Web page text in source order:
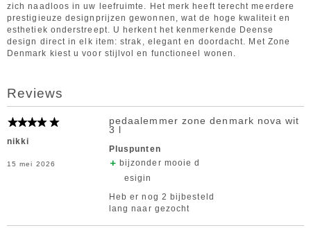
zich naadloos in uw leefruimte. Het merk heeft terecht meerdere
prestigieuze designprijzen gewonnen, wat de hoge kwaliteit en
esthetiek onderstreept. U herkent het kenmerkende Deense
design direct in elk item: strak, elegant en doordacht. Met Zone
Denmark kiest u voor stijlvol en functioneel wonen.
Reviews
nikki
15 mei 2026
pedaalemmer zone denmark nova wit
3 l
Pluspunten
bijzonder mooie d
esigin
Heb er nog 2 bijbesteld
lang naar gezocht